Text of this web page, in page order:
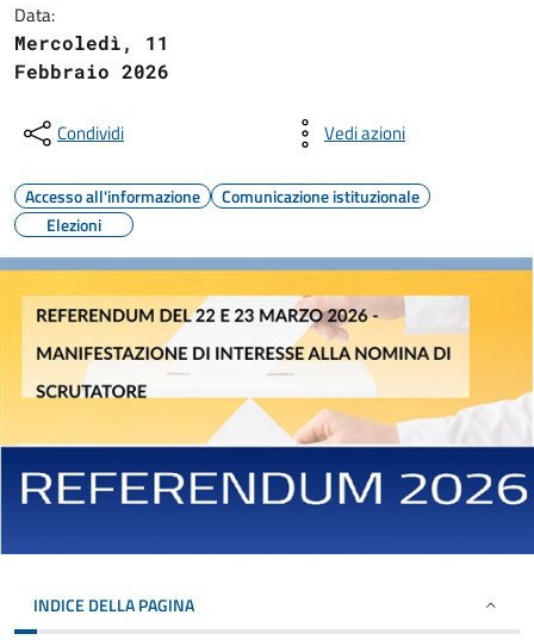
Data:
Mercoledì, 11
Febbraio 2026
Condividi Vedi azioni
Accesso all'informazione
Comunicazione istituzionale
Elezioni
INDICE DELLA PAGINA